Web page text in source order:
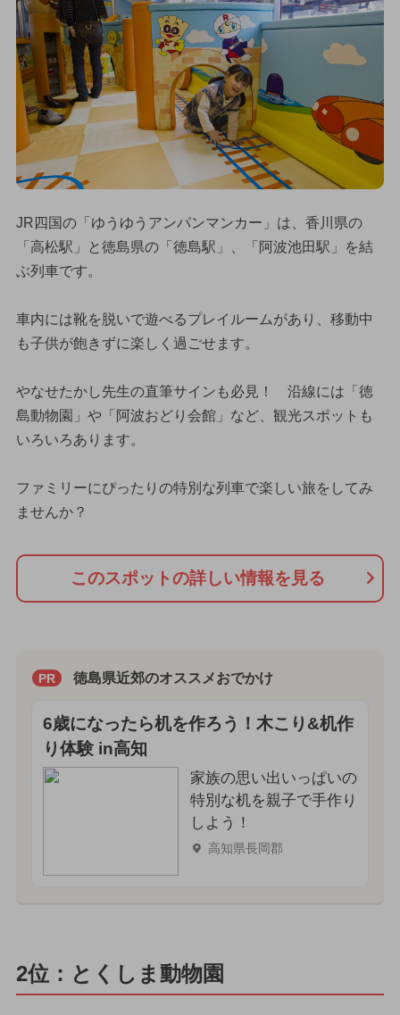
JR四国の「ゆうゆうアンパンマンカー」は、香川県の
「高松駅」と徳島県の「徳島駅」、「阿波池田駅」を結
ぶ列車です。
車内には靴を脱いで遊べるプレイルームがあり、移動中
も子供が飽きずに楽しく過ごせます。
やなせたかし先生の直筆サインも必見！ 沿線には「徳
島動物園」や「阿波おどり会館」など、観光スポットも
いろいろあります。
ファミリーにぴったりの特別な列車で楽しい旅をしてみ
ませんか？
このスポットの詳しい情報を見る
PR 徳島県近郊のオススメおでかけ
6歳になったら机を作ろう！木こり&机作
り体験 in高知
家族の思い出いっぱいの
特別な机を親子で手作り
しよう！
高知県長岡郡
2位：とくしま動物園